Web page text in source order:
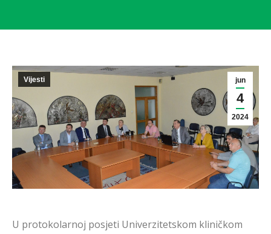
jun
4
2024
Vijesti
U protokolarnoj posjeti Univerzitetskom kliničkom